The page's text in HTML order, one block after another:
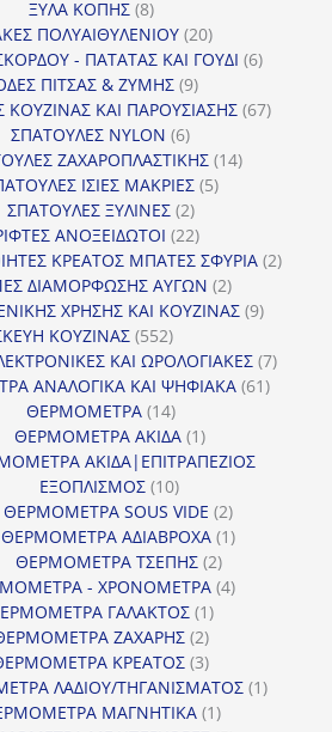
ΞΥΛΑ ΚΟΠΗΣ 88
προϊόντα
ΠΟΛΥΑΙΘΥΛΕΝΙΟΥ 2020
προϊόντα
- ΠΑΤΑΤΑΣ ΚΑΙ ΓΟΥΔΙ 66
ΠΙΤΣΑΣ & ΖΥΜΗΣ 99
προϊόντα
ΚΟΥΖΙΝΑΣ ΚΑΙ ΠΑΡΟΥΣΙΑΣΗΣ 6767
ΣΠΑΤΟΥΛΕΣ NYLON 66
προϊόντα
ΖΑΧΑΡΟΠΛΑΣΤΙΚΗΣ 1414
ΙΣΙΕΣ ΜΑΚΡΙΕΣ 55
ΣΠΑΤΟΥΛΕΣ ΞΥΛΙΝΕΣ 22
προϊόντα
ΑΝΟΞΕΙΔΩΤΟΙ 2222
προϊόντα
ΚΡΕΑΤΟΣ ΜΠΑΤΕΣ ΣΦΥΡΙΑ 22
ΔΙΑΜΟΡΦΩΣΗΣ ΑΥΓΩΝ 22
προϊόντα
ΧΡΗΣΗΣ ΚΑΙ ΚΟΥΖΙΝΑΣ 99
ΚΟΥΖΙΝΑΣ 552552
προϊόντα
ΚΑΙ ΩΡΟΛΟΓΙΑΚΕΣ 77
ΑΝΑΛΟΓΙΚΑ ΚΑΙ ΨΗΦΙΑΚΑ 6161
ΘΕΡΜΟΜΕΤΡΑ 1414
προϊόντα
ΘΕΡΜΟΜΕΤΡΑ ΑΚΙΔΑ 11
προϊόν
ΑΚΙΔΑ|ΕΠΙΤΡΑΠΕΖΙΟΣ
ΕΞΟΠΛΙΣΜΟΣ 1010
προϊόντα
ΘΕΡΜΟΜΕΤΡΑ SOUS VIDE 22
προϊόντα
ΘΕΡΜΟΜΕΤΡΑ ΑΔΙΑΒΡΟΧΑ 11
ΘΕΡΜΟΜΕΤΡΑ ΤΣΕΠΗΣ 22
προϊόντα
- ΧΡΟΝΟΜΕΤΡΑ 44
ΓΑΛΑΚΤΟΣ 11
προϊόν
ΖΑΧΑΡΗΣ 22
προϊόντα
ΚΡΕΑΤΟΣ 33
προϊόντα
ΛΑΔΙΟΥ/ΤΗΓΑΝΙΣΜΑΤΟΣ 11
ΜΑΓΝΗΤΙΚΑ 11